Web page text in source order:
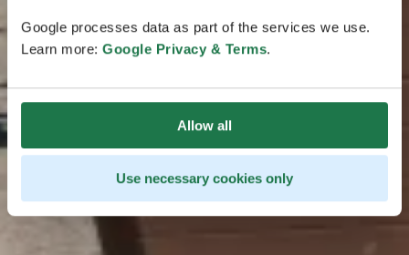
Google processes data as part of the services we use.
Learn more: Google Privacy & Terms.
Allow all
Use necessary cookies only